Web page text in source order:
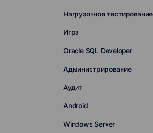
Нагрузочное тестирование
Игра
Oracle SQL Developer
Администрирование
Аудит
Android
Windows Server